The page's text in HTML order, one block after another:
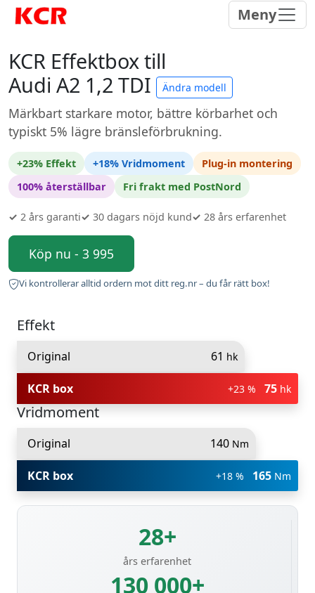
Meny
KCR Effektbox till
Audi A2 1,2 TDI
Ändra modell
Märkbart starkare motor, bättre körbarhet och
typiskt 5% lägre bränsleförbrukning.
+23% Effekt +18% Vridmoment
Plug-in montering
100% återställbar
Fri frakt med PostNord
✓ 2 års garanti✓ 30 dagars nöjd kund✓ 28 års erfarenhet
Köp nu - 3 995
Vi kontrollerar alltid ordern mot ditt reg.nr – du får rätt box!
Effekt
Original 61 hk
KCR box +23 % 75 hk
Vridmoment
Original 140 Nm
KCR box +18 % 165 Nm
28+
års erfarenhet
130 000+